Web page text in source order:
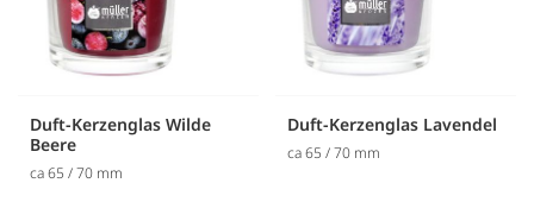
Duft-Kerzenglas Wilde
Beere
ca 65 / 70 mm
Duft-Kerzenglas Lavendel
ca 65 / 70 mm